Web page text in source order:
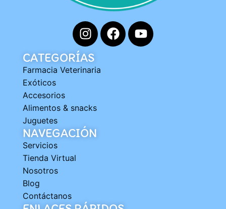
CATEGORÍAS
Farmacia Veterinaria
Exóticos
Accesorios
Alimentos & snacks
Juguetes
NAVEGACIÓN
Servicios
Tienda Virtual
Nosotros
Blog
Contáctanos